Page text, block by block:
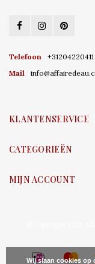
Telefoon
+31204220411
Mail
KLANTENSERVICE
CATEGORIEËN
MIJN ACCOUNT
Wij slaan cookies op